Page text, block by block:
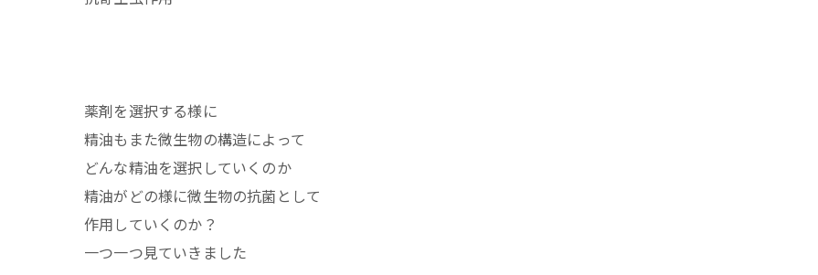
薬剤を選択する様に
精油もまた微生物の構造によって
どんな精油を選択していくのか
精油がどの様に微生物の抗菌として
作用していくのか？
一つ一つ見ていきました